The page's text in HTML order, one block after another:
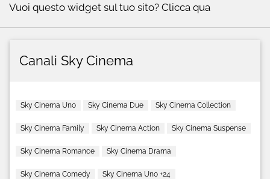
Vuoi questo widget sul tuo sito? Clicca qua
Canali Sky Cinema
Sky Cinema Uno Sky Cinema Due Sky Cinema Collection
Sky Cinema Family Sky Cinema Action Sky Cinema Suspense
Sky Cinema Romance Sky Cinema Drama
Sky Cinema Comedy Sky Cinema Uno +24